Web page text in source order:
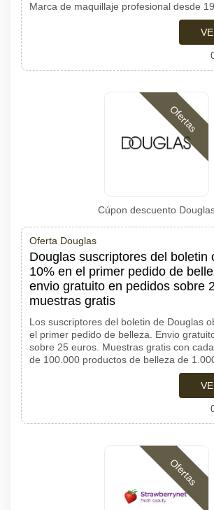
Marca de maquillaje profesional desde
Ofertas
Cúpon descuento
Oferta Douglas
Douglas suscriptores del boletin
10% en el primer pedido de
envio gratuito en pedidos sobre
muestras gratis
Los suscriptores del boletin de Douglas
el primer pedido de belleza. Envio
sobre 25 euros. Muestras gratis con
de 100.000 productos de belleza de
Ofertas